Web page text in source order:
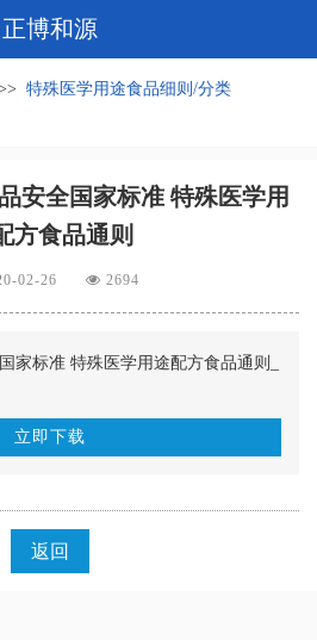
正博和源
特殊医学用途食品细则/分类
安全国家标准 特殊医学用
方食品通则
02-26 2694
家标准 特殊医学用途配方食品通则_
立即下载
返回